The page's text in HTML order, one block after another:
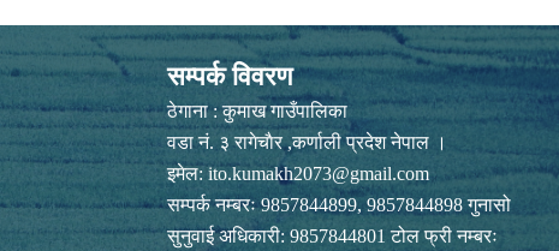
सम्पर्क विवरण
ठेगाना : कुमाख गाउँपालिका
वडा नं. ३ रागेचाैर ,कर्णाली प्रदेश नेपाल ।
इमेल:ito.kumakh2073@gmail.com
सम्पर्क नम्बरः 9857844899, 9857844898 गुनासो
सुनुवाई अधिकारी: 9857844801 टोल फ्री नम्बरः